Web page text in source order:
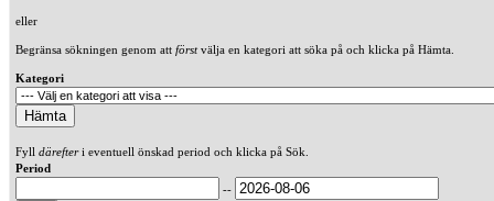
eller
Begränsa sökningen genom att förstvälja en kategori att söka på och klicka på Hämta.
Kategori
Fyll därefteri eventuell önskad period och klicka på Sök.
Period
--